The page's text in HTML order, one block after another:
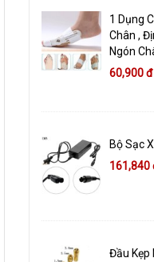
1 Dụng
Chân ,
Ngón
60,900 đ
Bộ Sạc
161,840
Đầu Kẹp